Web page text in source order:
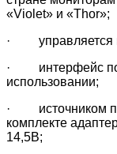
«Violet» и «Thor»;
· управляется
· интерфейс
использовании;
· источником
комплекте
14,5В;